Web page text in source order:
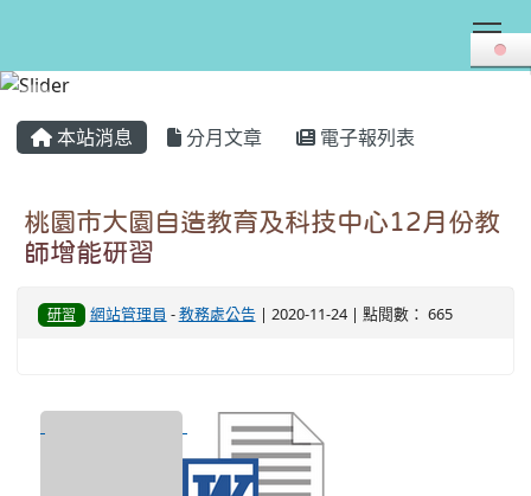
本站消息 分月文章 電子報列表
桃園市大園自造教育及科技中心12月份教
師增能研習
研習 網站管理員 -教務處公告 | 2020-11-24 | 點閱數： 665